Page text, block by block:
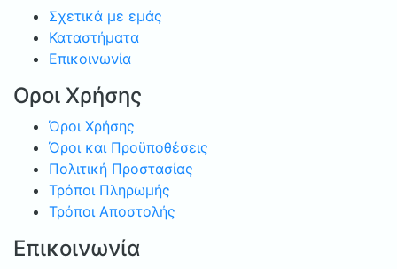
Σχετικά με εμάς
Καταστήματα
Επικοινωνία
Οροι Χρήσης
Όροι Χρήσης
Όροι και Προϋποθέσεις
Πολιτική Προστασίας
Τρόποι Πληρωμής
Τρόποι Αποστολής
Επικοινωνία